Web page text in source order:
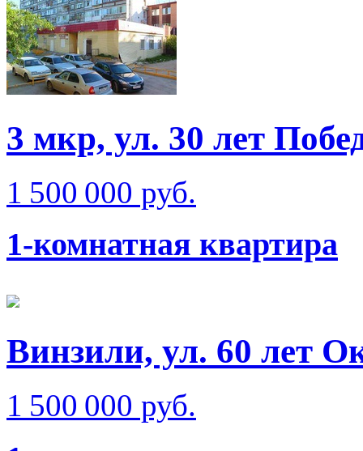
3 мкр, ул. 30 лет
1 500 000 руб.
1-комнатная квартира
Винзили, ул. 60 лет
1 500 000 руб.